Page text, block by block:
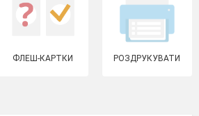
ФЛЕШ-КАРТКИ РОЗДРУКУВАТИ